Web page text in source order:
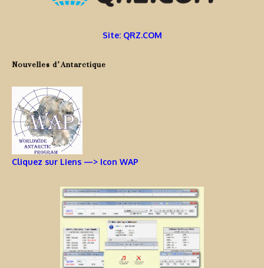
Site: QRZ.COM
Nouvelles d’Antarctique
Cliquez sur Liens —> Icon WAP